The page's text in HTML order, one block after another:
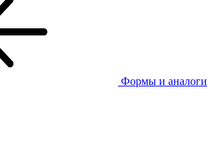
Формы и аналоги